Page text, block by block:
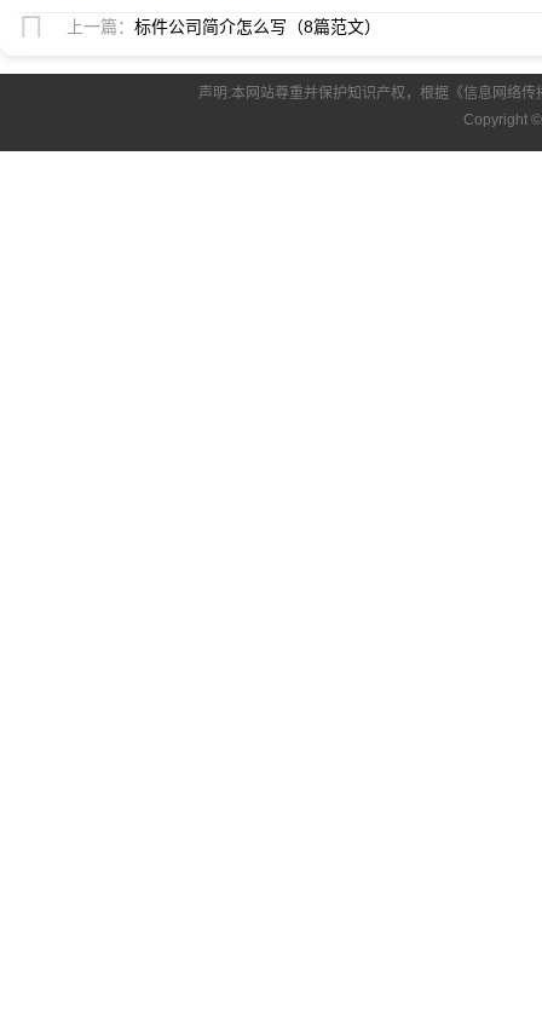
上一篇： 标件公司简介怎么写（8篇范文）
声明:本网站尊重并保护知识产权，根据《信息网络
Copyright